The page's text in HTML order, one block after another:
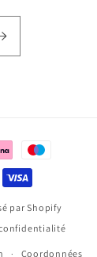
par Shopify
Coordonnées